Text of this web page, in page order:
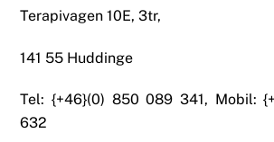
Terapivagen 10E, 3tr,
141 55 Huddinge
Tel: {+46}(0) 850 089 341, Mobil:
632